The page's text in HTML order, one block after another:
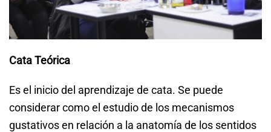
Cata Teórica
Es el inicio del aprendizaje de cata. Se puede
considerar como el estudio de los mecanismos
gustativos en relación a la anatomía de los sentidos